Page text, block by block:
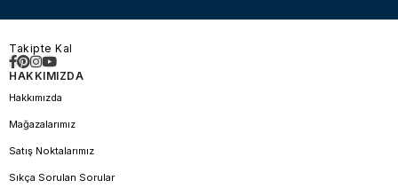
Takipte Kal
HAKKIMIZDA
Hakkımızda
Mağazalarımız
Satış Noktalarımız
Sıkça Sorulan Sorular